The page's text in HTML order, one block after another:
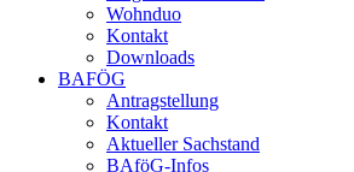
Wohnduo
Kontakt
Downloads
BAFÖG
Antragstellung
Kontakt
Aktueller Sachstand
BAföG-Infos